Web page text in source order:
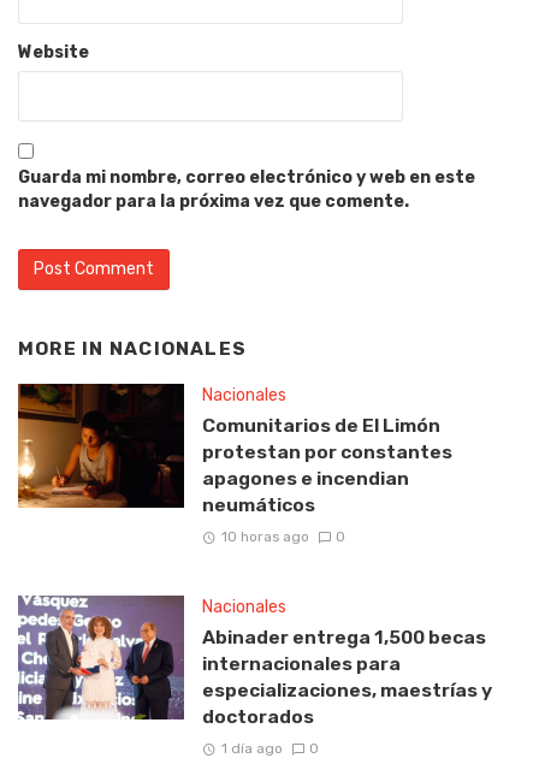
Website
Guarda mi nombre, correo electrónico y web en este
navegador para la próxima vez que comente.
MORE IN NACIONALES
Nacionales
Comunitarios de El Limón
protestan por constantes
apagones e incendian
neumáticos
10 horas ago 0
Nacionales
Abinader entrega 1,500 becas
internacionales para
especializaciones, maestrías y
doctorados
1 día ago 0